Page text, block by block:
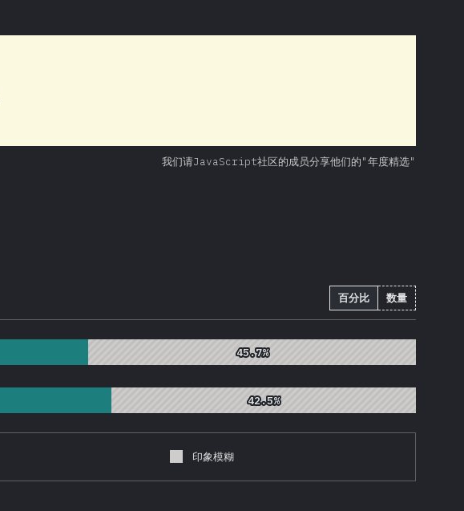
我们请JavaScript社区的成员分享他们的"年度精选"
百分比 数量
45.7%
45.7%
42.5%
42.5%
印象模糊